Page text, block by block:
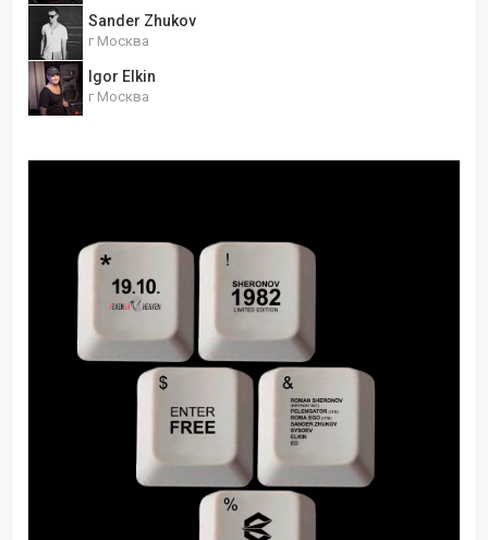
Sander Zhukov
г Москва
Igor Elkin
г Москва